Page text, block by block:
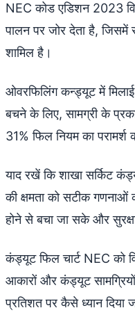
NEC कोड एडिशन 2023
पालन पर जोर देता है, जिसमें
शामिल है।
ओवरफिलिंग कन्ड्यूट में
बचने के लिए, सामग्री के
31% फिल नियम का परामर्श
याद रखें कि शाखा सर्किट
की क्षमता को सटीक गणनाओं
होने से बचा जा सके और
कंड्यूट फिल चार्ट NEC को
आकारों और कंड्यूट
प्रतिशत पर कैसे ध्यान दिया